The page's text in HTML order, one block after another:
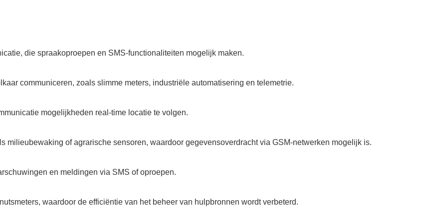
die spraakoproepen en SMS-functionaliteiten mogelijk maken.
communiceren, zoals slimme meters, industriële automatisering en telemetrie.
mogelijkheden real-time locatie te volgen.
milieubewaking of agrarische sensoren, waardoor gegevensoverdracht via GSM-netwerken mogelijk is.
en meldingen via SMS of oproepen.
waardoor de efficiëntie van het beheer van hulpbronnen wordt verbeterd.